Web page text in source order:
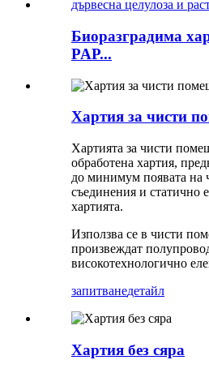
Биоразградима
PAP...
Хартия за чисти
Хартията за чисти
обработена хартия,
до минимум появата на
съединения и статично
хартията.
Използва се в чисти
произвеждат
високотехнологично
запитванедетайл
Хартия без сяра